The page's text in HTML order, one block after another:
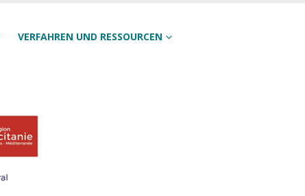
VERFAHREN UND RESSOURCEN